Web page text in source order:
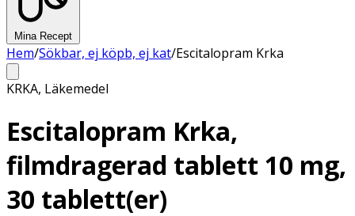
Mina Recept
Hem/Sökbar, ej köpb, ej kat/Escitalopram Krka
KRKA, Läkemedel
Escitalopram Krka,
filmdragerad tablett 10 mg,
30 tablett(er)